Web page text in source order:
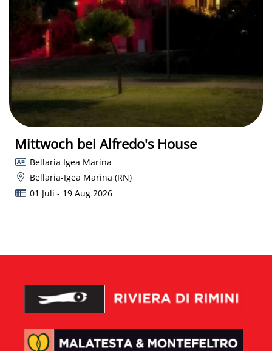
Mittwoch bei Alfredo's House
Bellaria Igea Marina
Bellaria-Igea Marina (RN)
01 Juli - 19 Aug 2026